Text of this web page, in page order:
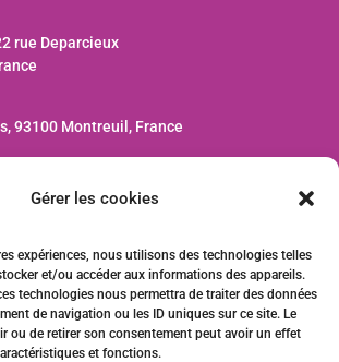
Gérer les cookies
expériences, nous utilisons des technologies telles
et/ou accéder aux informations des appareils.
technologies nous permettra de traiter des données
de navigation ou les ID uniques sur ce site. Le
ou de retirer son consentement peut avoir un effet
et fonctions.
rue Deparcieux
93100 Montreuil, France